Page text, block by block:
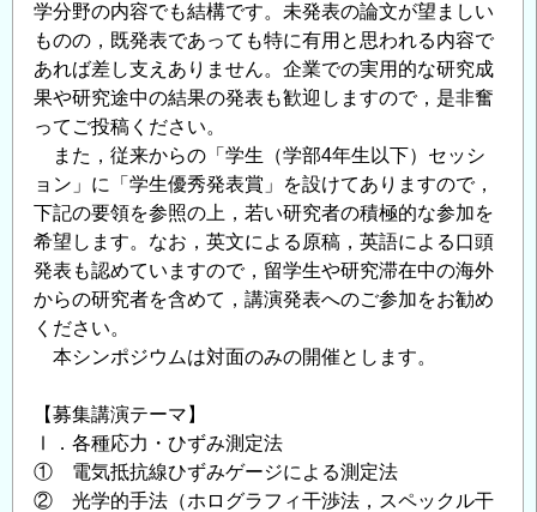
学分野の内容でも結構です。未発表の論文が望ましい
ものの，既発表であっても特に有用と思われる内容で
あれば差し支えありません。企業での実用的な研究成
果や研究途中の結果の発表も歓迎しますので，是非奮
ってご投稿ください。
また，従来からの「学生（学部4年生以下）セッシ
ョン」に「学生優秀発表賞」を設けてありますので，
下記の要領を参照の上，若い研究者の積極的な参加を
希望します。なお，英文による原稿，英語による口頭
発表も認めていますので，留学生や研究滞在中の海外
からの研究者を含めて，講演発表へのご参加をお勧め
ください。
本シンポジウムは対面のみの開催とします。
【募集講演テーマ】
Ⅰ．各種応力・ひずみ測定法
① 電気抵抗線ひずみゲージによる測定法
② 光学的手法（ホログラフィ干渉法，スペックル干